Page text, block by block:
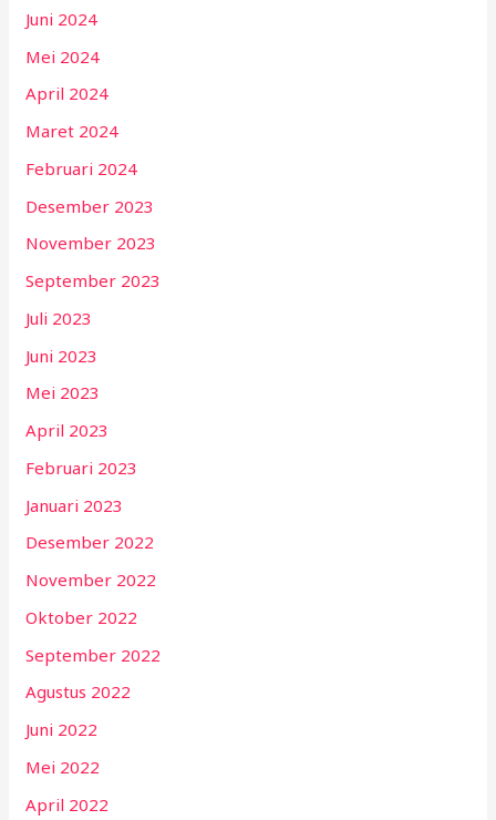
Juni 2024
Mei 2024
April 2024
Maret 2024
Februari 2024
Desember 2023
November 2023
September 2023
Juli 2023
Juni 2023
Mei 2023
April 2023
Februari 2023
Januari 2023
Desember 2022
November 2022
Oktober 2022
September 2022
Agustus 2022
Juni 2022
Mei 2022
April 2022